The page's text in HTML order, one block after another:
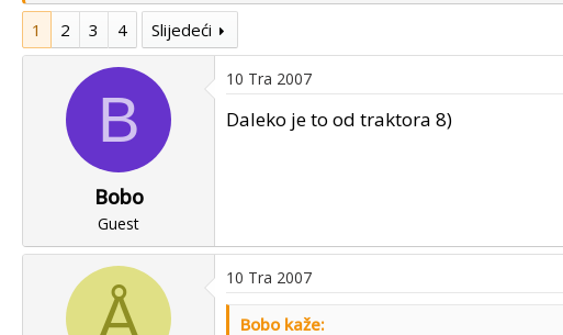
u
o
u
m
p
v
o
o
s
t
1 2 3 4 Slijedeći
B
Bobo
Guest
10 Tra 2007
Daleko je to od traktora 8)
Å
10 Tra 2007
Bobo kaže: